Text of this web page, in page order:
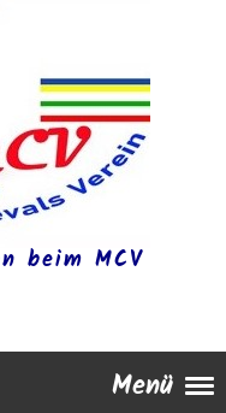
beim MCV
Menü